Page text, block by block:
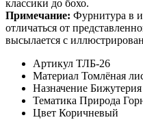
классики до бохо.
Примечание: Фурнитура в
отличаться от
высылается с
Артикул ТЛБ-26
Материал Томлёная
Назначение Бижутерия
Тематика Природа
Цвет Коричневый